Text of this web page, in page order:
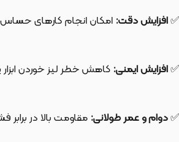
✅افزایش دقت:امکان انجام کارهای
✅افزایش ایمنی: کاهش خطر لیز خوردن
✅دوام و عمر طولانی: مقاومت بالا در